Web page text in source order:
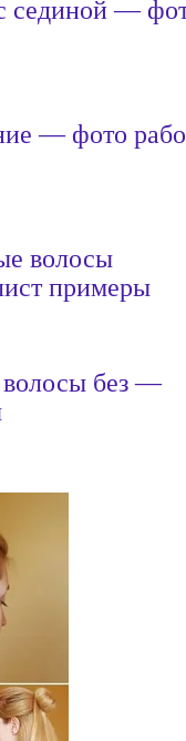
сединой —
— фото
волосы
примеры
волосы без —